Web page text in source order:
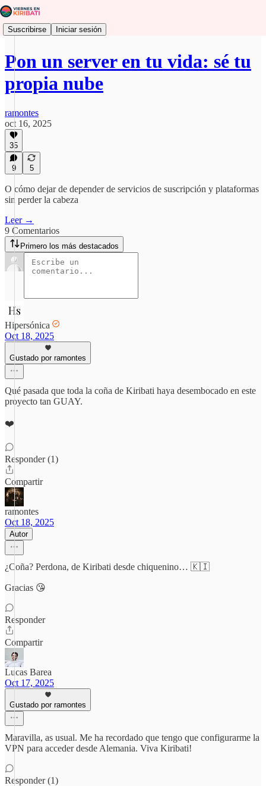
Suscribirse Iniciar sesión
Pon un server en tu vida: sé tu
propia nube
ramontes
oct 16, 2025
35
9 5
O cómo dejar de depender de servicios de suscripción y plataformas
sin perder la cabeza
Leer →
9 Comentarios
Primero los más destacados
Hipersónica
Oct 18, 2025
Gustado por ramontes
Qué pasada que toda la coña de Kiribati haya desembocado en este
proyecto tan GUAY.
❤️
Responder (1)
Compartir
ramontes
Oct 18, 2025
Autor
¿Coña? Perdona, de Kiribati desde chiquenino… 🇰🇮
Gracias 😘
Responder
Compartir
Lucas Barea
Oct 17, 2025
Gustado por ramontes
Maravilla, as usual. Me ha recordado que tengo que configurarme la
VPN para acceder desde Alemania. Viva Kiribati!
Responder (1)